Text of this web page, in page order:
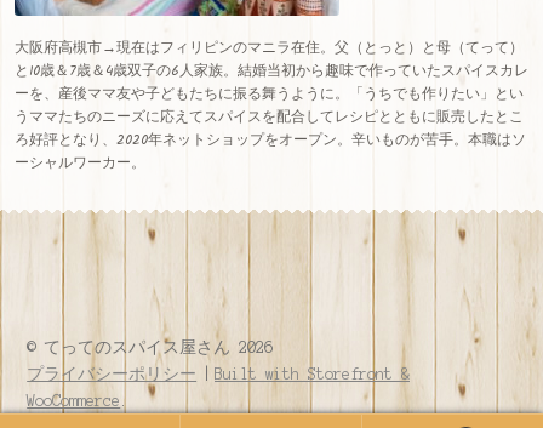
大阪府高槻市→現在はフィリピンのマニラ在住。父（とっと）と母（てって）
と10歳＆7歳＆4歳双子の6人家族。結婚当初から趣味で作っていたスパイスカレ
ーを、産後ママ友や子どもたちに振る舞うように。「うちでも作りたい」とい
うママたちのニーズに応えてスパイスを配合してレシピとともに販売したとこ
ろ好評となり、 2020年ネットショップをオープン。辛いものが苦手。本職はソ
ーシャルワーカー。
© てってのスパイス屋さん 2026
プライバシーポリシー
Built with Storefront &
WooCommerce